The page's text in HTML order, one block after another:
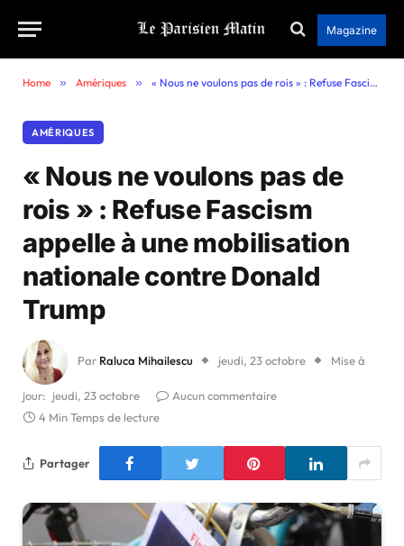
Magazine
Home » Amériques » « Nous ne voulons pas de rois » : Refuse Fascism appelle à une mobilisation nationale contre Donald Trump
AMÉRIQUES
« Nous ne voulons pas de
rois » : Refuse Fascism
appelle à une mobilisation
nationale contre Donald
Trump
Par Raluca Mihailescu jeudi, 23 octobre Mise à
jour: jeudi, 23 octobre
Aucun commentaire
4 Min Temps de lecture
Partager